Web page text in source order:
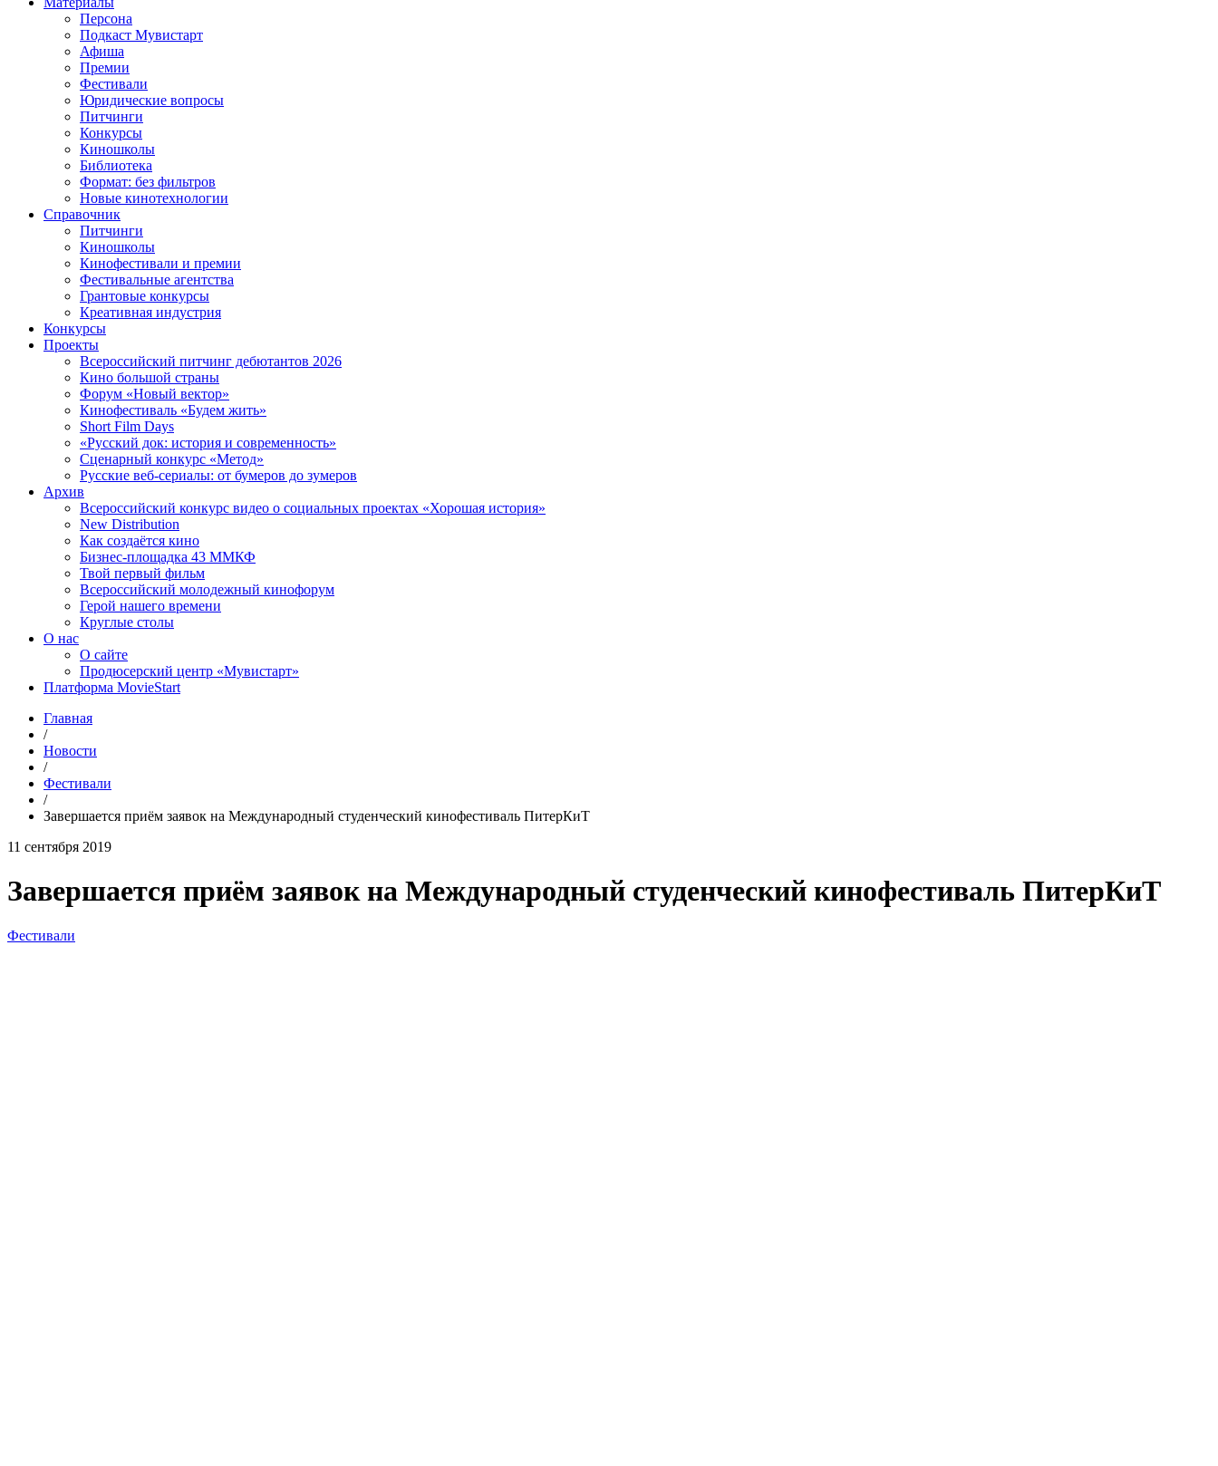
Персона
Подкаст Мувистарт
Афиша
Премии
Фестивали
Юридические вопросы
Питчинги
Конкурсы
Киношколы
Библиотека
Формат: без фильтров
Новые кинотехнологии
Справочник
Питчинги
Киношколы
Кинофестивали и премии
Фестивальные агентства
Грантовые конкурсы
Креативная индустрия
Конкурсы
Проекты
Всероссийский питчинг дебютантов 2026
Кино большой страны
Форум «Новый вектор»
Кинофестиваль «Будем жить»
Short Film Days
«Русский док: история и современность»
Сценарный конкурс «Метод»
Русские веб-сериалы: от бумеров до зумеров
Архив
Всероссийский конкурс видео о социальных проектах «Хорошая история»
New Distribution
Как создаётся кино
Бизнес-площадка 43 ММКФ
Твой первый фильм
Всероссийский молодежный кинофорум
Герой нашего времени
Круглые столы
О нас
О сайте
Продюсерский центр «Мувистарт»
Платформа MovieStart
Главная
/
Новости
/
Фестивали
/
Завершается приём заявок на Международный студенческий кинофестиваль ПитерКиТ
11 сентября 2019
Завершается приём заявок на Международный студенческий кинофестиваль ПитерКиТ
Фестивали